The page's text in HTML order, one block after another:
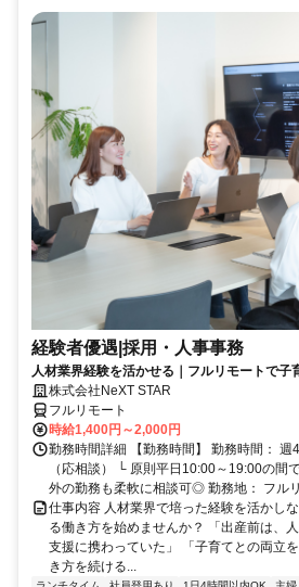
経験者優遇|採用・人事事務
人材業界経験を活かせる｜フルリモートで
株式会社NeXT STAR
フルリモート
時給1,400円～2,000円
勤務時間詳細 【勤務時間】 勤務時間：
（応相談） └ 原則平日10:00～19:00の間
外の勤務も柔軟に相談可◎ 勤務地： フルリ
仕事内容 人材業界で培った経験を活かし
る働き方を始めませんか？ 「出産前は、
支援に携わっていた」 「子育てとの両立
き方を続ける...